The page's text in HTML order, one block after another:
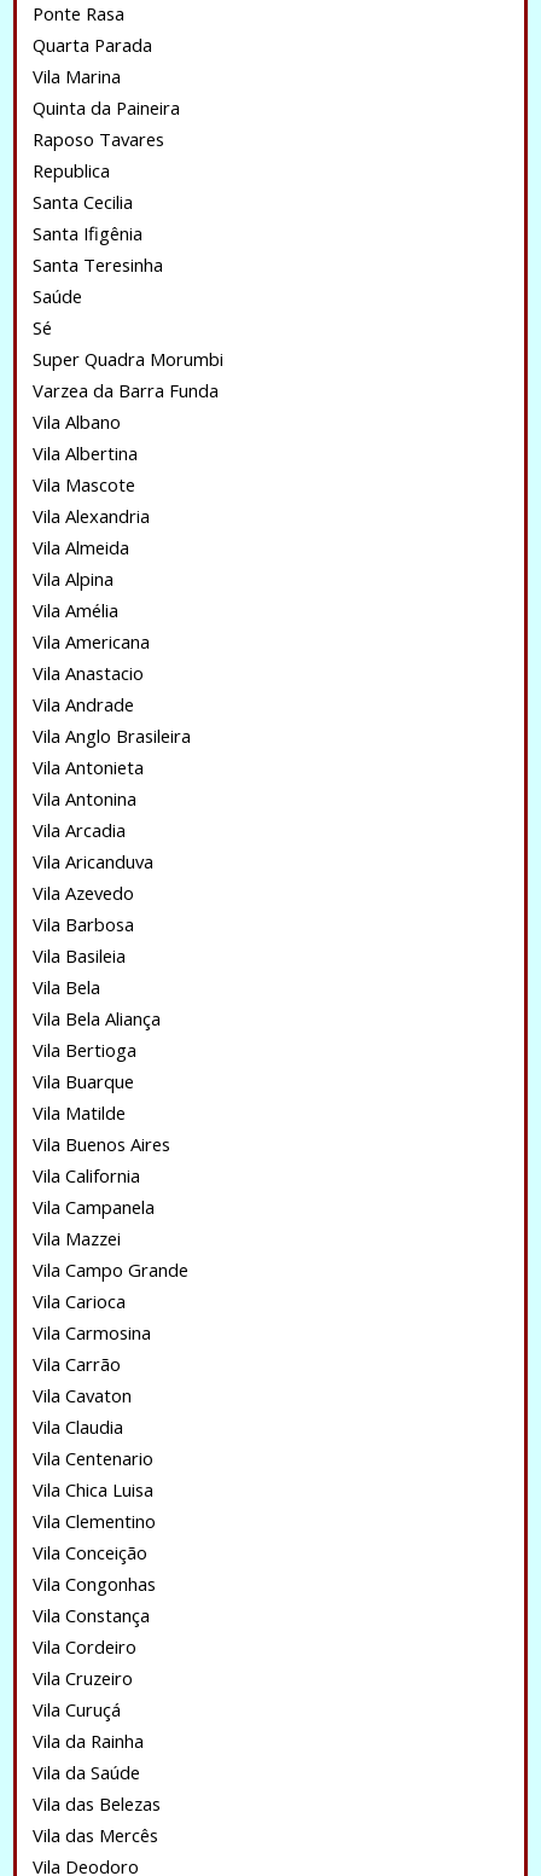
Ponte Rasa
Quarta Parada
Vila Marina
Quinta da Paineira
Raposo Tavares
Republica
Santa Cecilia
Santa Ifigênia
Santa Teresinha
Saúde
Sé
Super Quadra Morumbi
Varzea da Barra Funda
Vila Albano
Vila Albertina
Vila Mascote
Vila Alexandria
Vila Almeida
Vila Alpina
Vila Amélia
Vila Americana
Vila Anastacio
Vila Andrade
Vila Anglo Brasileira
Vila Antonieta
Vila Antonina
Vila Arcadia
Vila Aricanduva
Vila Azevedo
Vila Barbosa
Vila Basileia
Vila Bela
Vila Bela Aliança
Vila Bertioga
Vila Buarque
Vila Matilde
Vila Buenos Aires
Vila California
Vila Campanela
Vila Mazzei
Vila Campo Grande
Vila Carioca
Vila Carmosina
Vila Carrão
Vila Cavaton
Vila Claudia
Vila Centenario
Vila Chica Luisa
Vila Clementino
Vila Conceição
Vila Congonhas
Vila Constança
Vila Cordeiro
Vila Cruzeiro
Vila Curuçá
Vila da Rainha
Vila da Saúde
Vila das Belezas
Vila das Mercês
Vila Deodoro